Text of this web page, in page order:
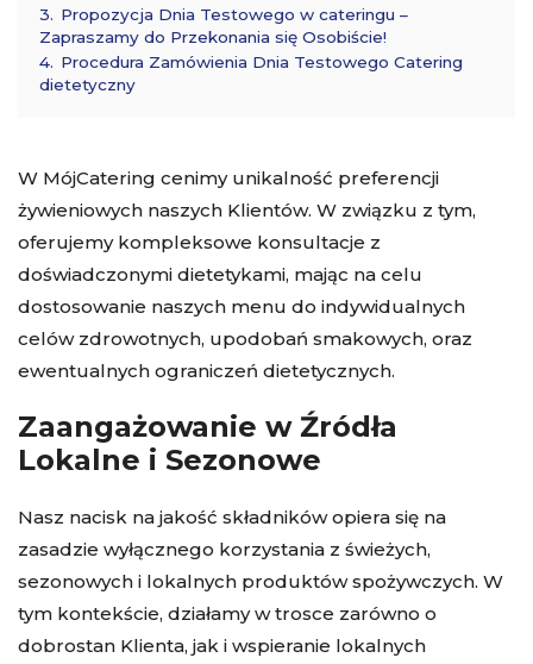
3. Propozycja Dnia Testowego w cateringu –
Zapraszamy do Przekonania się Osobiście!
4. Procedura Zamówienia Dnia Testowego Catering
dietetyczny
W MójCatering cenimy unikalność preferencji
żywieniowych naszych Klientów. W związku z tym,
oferujemy kompleksowe konsultacje z
doświadczonymi dietetykami, mając na celu
dostosowanie naszych menu do indywidualnych
celów zdrowotnych, upodobań smakowych, oraz
ewentualnych ograniczeń dietetycznych.
Zaangażowanie w Źródła
Lokalne i Sezonowe
Nasz nacisk na jakość składników opiera się na
zasadzie wyłącznego korzystania z świeżych,
sezonowych i lokalnych produktów spożywczych. W
tym kontekście, działamy w trosce zarówno o
dobrostan Klienta, jak i wspieranie lokalnych